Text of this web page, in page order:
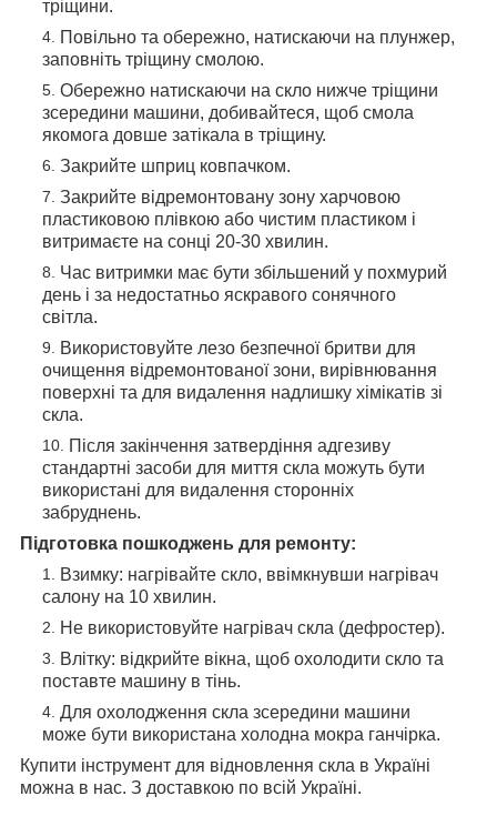
тріщини.
Повільно та обережно, натискаючи на плунжер,
заповніть тріщину смолою.
Обережно натискаючи на скло нижче тріщини
зсередини машини, добивайтеся, щоб смола
якомога довше затікала в тріщину.
Закрийте шприц ковпачком.
Закрийте відремонтовану зону харчовою
пластиковою плівкою або чистим пластиком і
витримаєте на сонці 20-30 хвилин.
Час витримки має бути збільшений у похмурий
день і за недостатньо яскравого сонячного
світла.
Використовуйте лезо безпечної бритви для
очищення відремонтованої зони, вирівнювання
поверхні та для видалення надлишку хімікатів зі
скла.
Після закінчення затвердіння адгезиву
стандартні засоби для миття скла можуть бути
використані для видалення сторонніх
забруднень.
Підготовка пошкоджень для ремонту:
Взимку: нагрівайте скло, ввімкнувши нагрівач
салону на 10 хвилин.
Не використовуйте нагрівач скла (дефростер).
Влітку: відкрийте вікна, щоб охолодити скло та
поставте машину в тінь.
Для охолодження скла зсередини машини
може бути використана холодна мокра ганчірка.
Купити інструмент для відновлення скла в Україні
можна в нас. З доставкою по всій Україні.